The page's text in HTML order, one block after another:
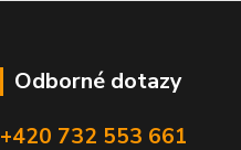
Odborné dotazy
+420 732 553 661